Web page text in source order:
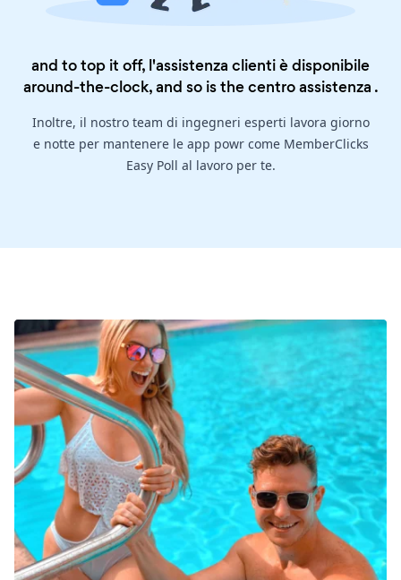
and to top it off, l'assistenza clienti è disponibile
around-the-clock, and so is thecentro assistenza .
Inoltre, il nostro team di ingegneri esperti lavora giorno
e notte per mantenere le app powr come MemberClicks
Easy Poll al lavoro per te.